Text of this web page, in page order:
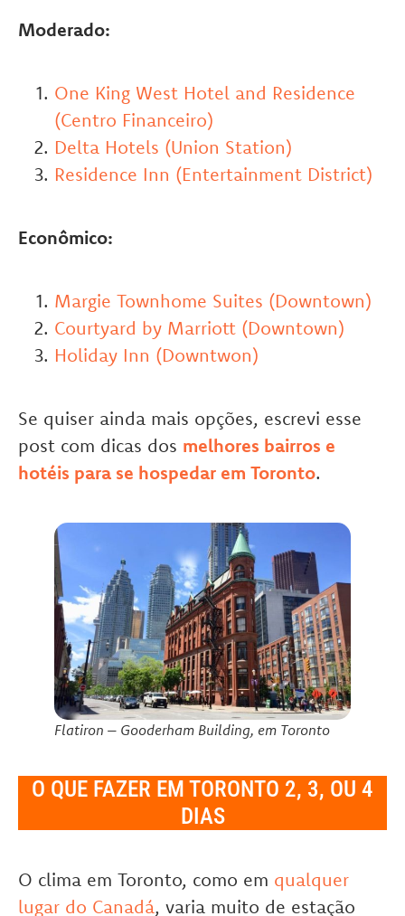
Moderado:
One King West Hotel and Residence
(Centro Financeiro)
Delta Hotels (Union Station)
Residence Inn (Entertainment District)
Econômico:
Margie Townhome Suites (Downtown)
Courtyard by Marriott (Downtown)
Holiday Inn (Downtwon)
Se quiser ainda mais opções, escrevi esse
post com dicas dos melhores bairros e
hotéis para se hospedar em Toronto.
Flatiron – Gooderham Building, em Toronto
O QUE FAZER EM TORONTO 2, 3, OU 4
DIAS
O clima em Toronto, como em qualquer
lugar do Canadá, varia muito de estação